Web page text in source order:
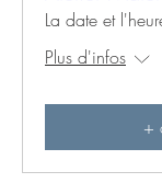
La date et
Plus d'infos
+